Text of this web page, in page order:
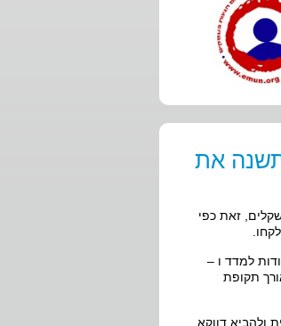
את
על כ – 3.83 מיליארד שקלים, זאת כפי
2.1% בממוצע בהלוואות צמודות למדד ו –
תקופת
ולהביא דווקא